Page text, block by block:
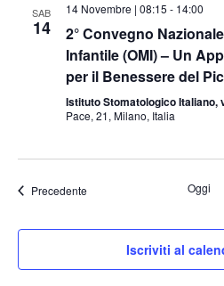
SAB
14
14 Novembre | 08:15 - 14:00
2° Convegno
Infantile (OMI) – Un
per il Benessere del
Istituto Stomatologico Italiano,
Pace, 21, Milano, Italia
PrecedenteEventi Oggi
Iscriviti al